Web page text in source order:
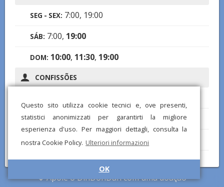
Questo sito utilizza cookie tecnici e, ove presenti,
statistici anonimizzati per garantirti la migliore
esperienza d'uso. Per maggiori dettagli, consulta la
nostra Cookie Policy. Ulteriori informazioni
OK
SEG - SEX: 7:00, 19:00
SÁB: 7:00, 19:00
DOM: 10:00, 11:30, 19:00
CONFISSÕES
TER: 7:30
QUI:18:30
SEX:7:30
SÁB:18:30
Apoie o DinDonDan com uma doação